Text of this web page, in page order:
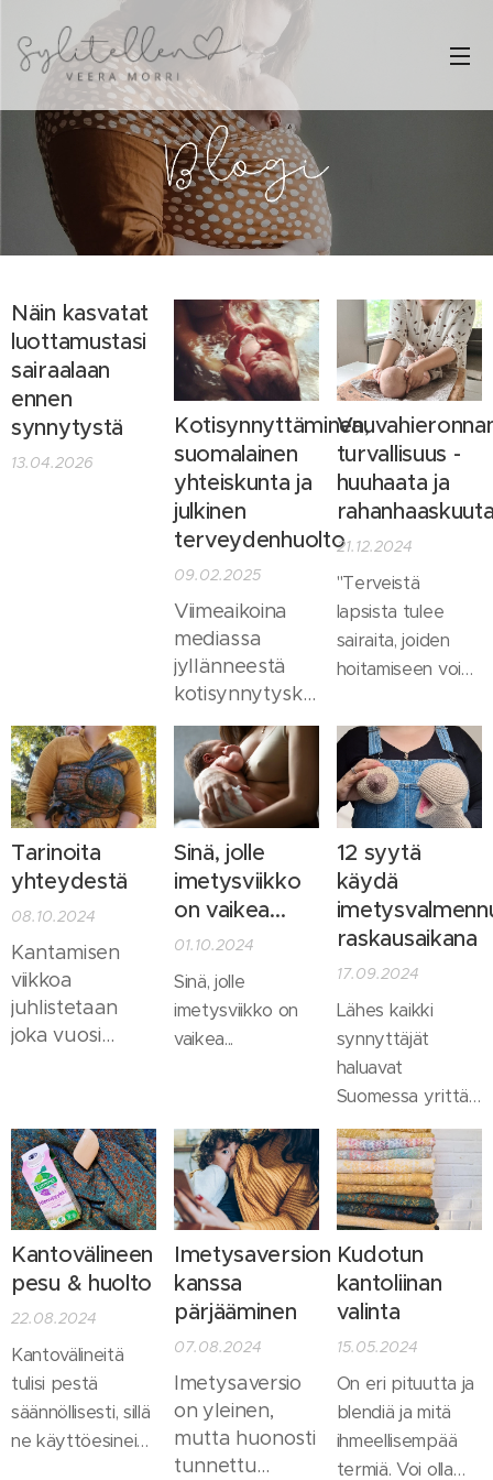
Näin kasvatat
luottamustasi
sairaalaan
ennen
synnytystä
13.04.2026
Kotisynnyttäminen,
suomalainen
yhteiskunta ja
julkinen
terveydenhuolto
09.02.2025
Viimeaikoina
mediassa
jyllänneestä
kotisynnytyskeskustelusta
ja
kotisynnytyksissä
tapahtuneista
kuolemista
tulee
hämmentynyt
olo. Kokosin
ajatuksiani
aiheesta vielä
tänne yhteen,
huomiona nyt
että nämä ovat
minun
kätilöopiskelijana,
doulan alkuna
ja äitinä.
turvallisuus -
huuhaata ja
21.12.2024
"Terveistä
lapsista tulee
sairaita, joiden
hoitamiseen voi
Tarinoita
yhteydestä
08.10.2024
Kantamisen
viikkoa
juhlistetaan
joka vuosi
on "Bonding
stories", joka on
suomennettu
vapaasti
muotoon
"Tarinoita
yhteydestä".
Sinä, jolle
imetysviikko
on vaikea...
01.10.2024
Sinä, jolle
imetysviikko on
vaikea...
12 syytä
käydä
raskausaikana
17.09.2024
Lähes kaikki
synnyttäjät
haluavat
Suomessa yrittää
imettää. Julkinen
ei kuitenkaan
läheskään aina
tukemaan tätä
niin kuin sen
pitäisi, eikä
kykene
huomioimaan
perheiden
tilanteita
yksilöllisesti.
Kantovälineen
pesu & huolto
22.08.2024
Kantovälineitä
tulisi pestä
säännöllisesti, sillä
ne käyttöesineinä
Imetysaversion
kanssa
pärjääminen
07.08.2024
Imetysaversio
on yleinen,
mutta huonosti
tunnettu
Kudotun
kantoliinan
valinta
15.05.2024
On eri pituutta ja
blendiä ja mitä
ihmeellisempää
termiä. Voi olla